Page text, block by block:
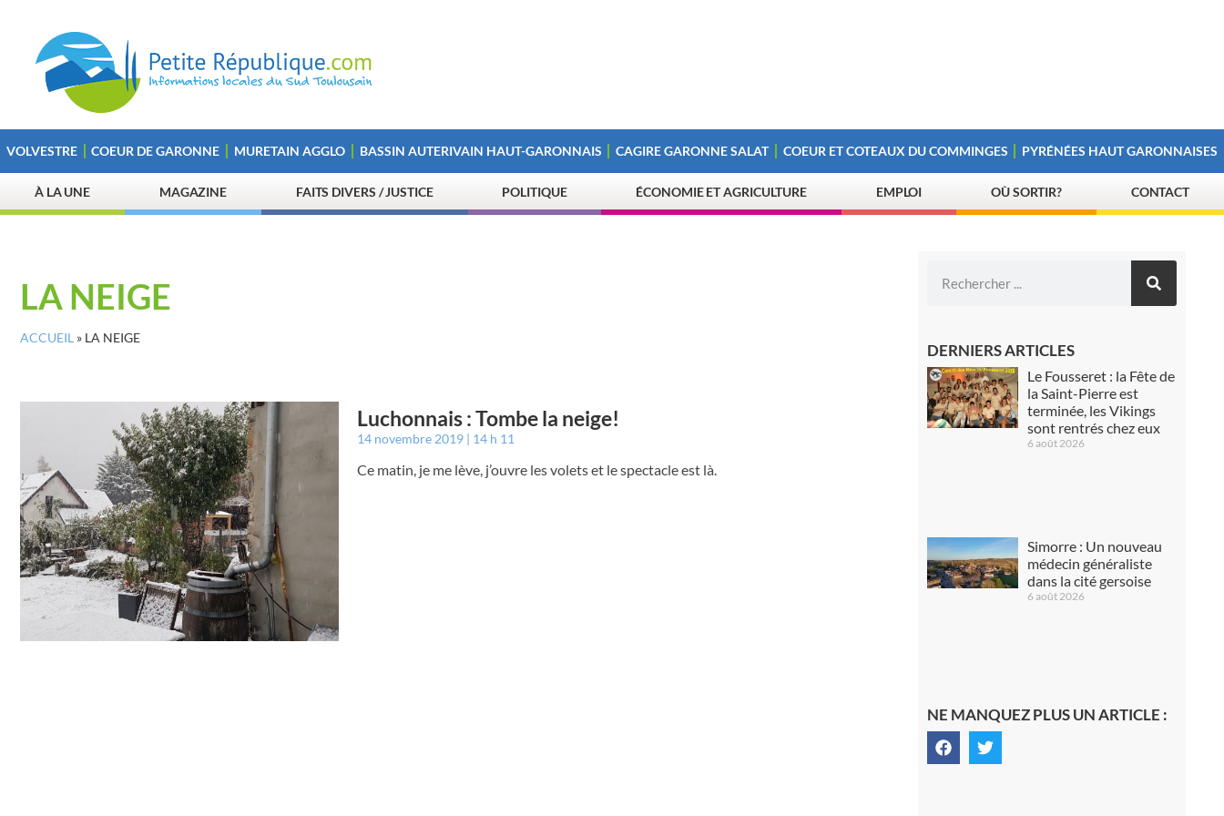
VOLVESTRE COEUR DE GARONNE MURETAIN AGGLO BASSIN AUTERIVAIN HAUT-GARONNAIS CAGIRE GARONNE SALAT COEUR ET COTEAUX DU COMMINGES PYRÉNÉES HAUT GARONNAISES
À LA UNE MAGAZINE FAITS DIVERS / JUSTICE POLITIQUE ÉCONOMIE ET AGRICULTURE EMPLOI OÙ SORTIR? CONTACT
LA NEIGE
ACCUEIL » LA NEIGE
Luchonnais : Tombe la neige!
14 novembre 2019 14 h 11
Ce matin, je me lève, j’ouvre les volets et le spectacle est là.
DERNIERS ARTICLES
Le Fousseret : la Fête de
la Saint-Pierre est
terminée, les Vikings
sont rentrés chez eux
6 août 2026
Simorre : Un nouveau
médecin généraliste
dans la cité gersoise
6 août 2026
NE MANQUEZ PLUS UN ARTICLE :